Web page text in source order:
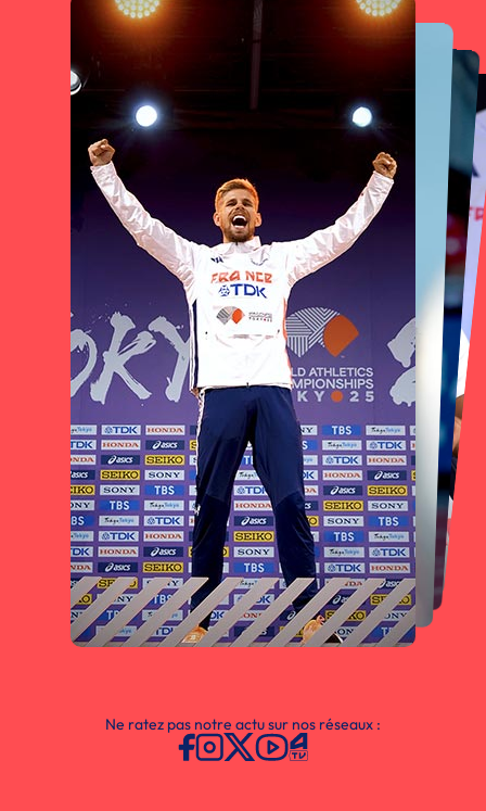
Ne ratez pas notre actu sur nos réseaux :